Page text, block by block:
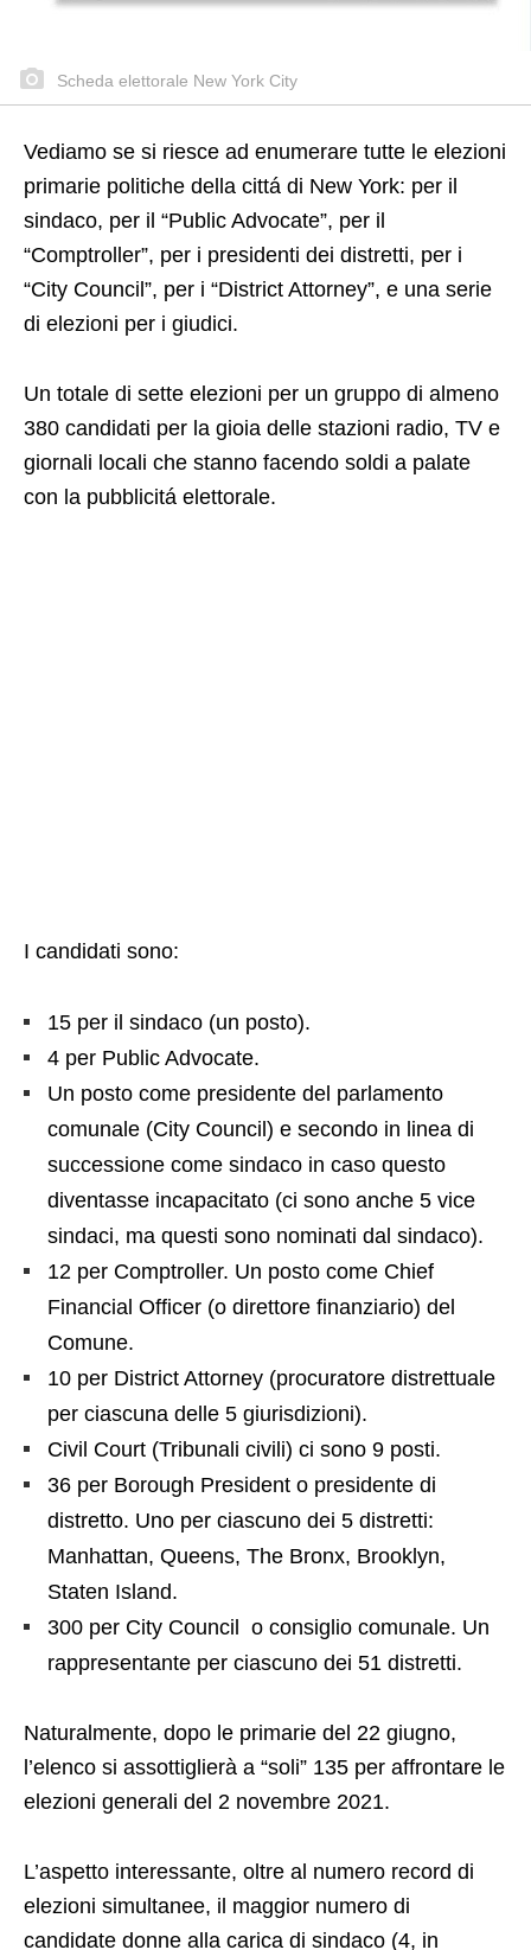
Scheda elettorale New York City
Vediamo se si riesce ad enumerare tutte le elezioni
primarie politiche della cittá di New York: per il
sindaco, per il “Public Advocate”, per il
“Comptroller”, per i presidenti dei distretti, per i
“City Council”, per i “District Attorney”, e una serie
di elezioni per i giudici.
Un totale di sette elezioni per un gruppo di almeno
380 candidati per la gioia delle stazioni radio, TV e
giornali locali che stanno facendo soldi a palate
con la pubblicitá elettorale.
I candidati sono:
15 per il sindaco (un posto).
4 per Public Advocate.
Un posto come presidente del parlamento
comunale (City Council) e secondo in linea di
successione come sindaco in caso questo
diventasse incapacitato (ci sono anche 5 vice
sindaci, ma questi sono nominati dal sindaco).
12 per Comptroller. Un posto come Chief
Financial Officer (o direttore finanziario) del
Comune.
10 per District Attorney (procuratore distrettuale
per ciascuna delle 5 giurisdizioni).
Civil Court (Tribunali civili) ci sono 9 posti.
36 per Borough President o presidente di
distretto. Uno per ciascuno dei 5 distretti:
Manhattan, Queens, The Bronx, Brooklyn,
Staten Island.
300 per City Council o consiglio comunale. Un
rappresentante per ciascuno dei 51 distretti.
Naturalmente, dopo le primarie del 22 giugno,
l’elenco si assottiglierà a “soli” 135 per affrontare le
elezioni generali del 2 novembre 2021.
L’aspetto interessante, oltre al numero record di
elezioni simultanee, il maggior numero di
candidate donne alla carica di sindaco (4, in